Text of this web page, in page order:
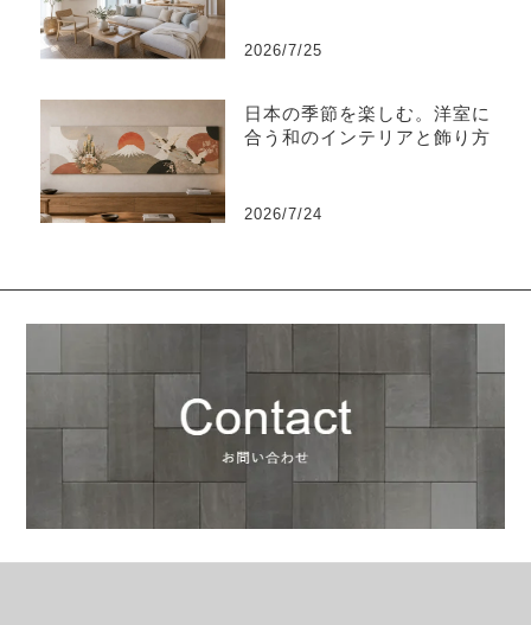
2026/7/25
日本の季節を楽しむ。洋室に
合う和のインテリアと飾り方
2026/7/24